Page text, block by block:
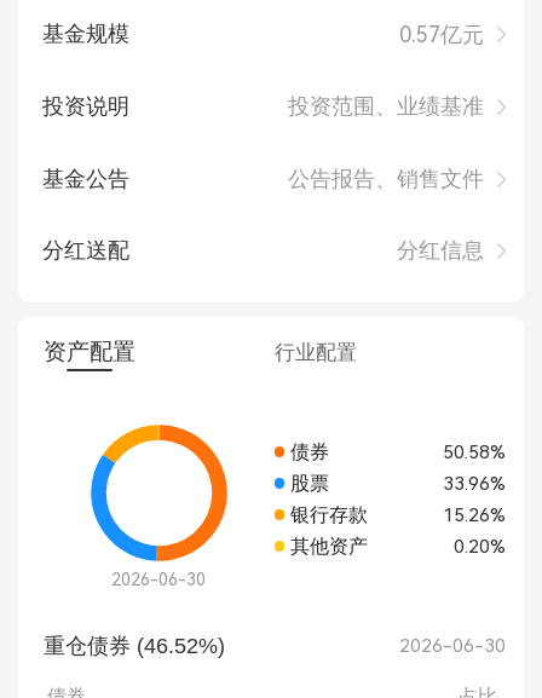
基金规模 0.57亿元
投资说明 投资范围、业绩基准
基金公告 公告报告、销售文件
分红送配 分红信息
资产配置 行业配置
2026-06-30
债券 50.58%
股票 33.96%
银行存款 15.26%
其他资产 0.20%
重仓债券 (46.52%) 2026-06-30